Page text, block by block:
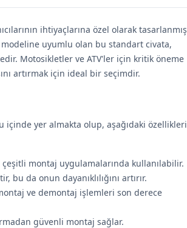
ihtiyaçlarına özel olarak tasarlanmış
modeline uyumlu olan bu standart civata,
Motosikletler ve ATV'ler için kritik öneme
artırmak için ideal bir seçimdir.
yer almakta olup, aşağıdaki özellikleri
montaj uygulamalarında kullanılabilir.
da onun dayanıklılığını artırır.
ve demontaj işlemleri son derece
güvenli montaj sağlar.